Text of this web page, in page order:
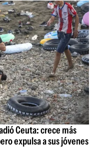
Ceuta: crece más
expulsa a sus jóvenes